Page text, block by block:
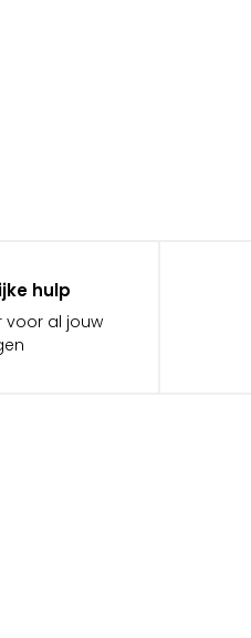
hulp
voor al jouw